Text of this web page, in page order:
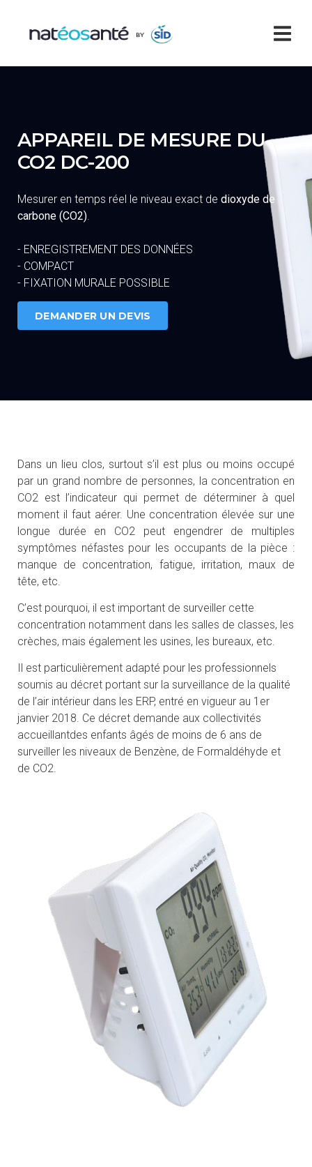
APPAREIL DE MESURE DU
CO2 DC-200
Mesurer en temps réel le niveau exact de dioxyde de
carbone (CO2).
- ENREGISTREMENT DES DONNÉES
- COMPACT
- FIXATION MURALE POSSIBLE
DEMANDER UN DEVIS
Dans un lieu clos, surtout s’il est plus ou moins occupé
par un grand nombre de personnes, la concentration en
CO2 est l’indicateur qui permet de déterminer à quel
moment il faut aérer. Une concentration élevée sur une
longue durée en CO2 peut engendrer de multiples
symptômes néfastes pour les occupants de la pièce :
manque de concentration, fatigue, irritation, maux de
tête, etc.
C’est pourquoi, il est important de surveiller cette
concentration notamment dans les salles de classes, les
crèches, mais également les usines, les bureaux, etc.
Il est particulièrement adapté pour les professionnels
soumis au décret portant sur la surveillance de la qualité
de l’air intérieur dans les ERP, entré en vigueur au 1er
janvier 2018. Ce décret demande aux collectivités
accueillantdes enfants âgés de moins de 6 ans de
surveiller les niveaux de Benzène, de Formaldéhyde et
de CO2.